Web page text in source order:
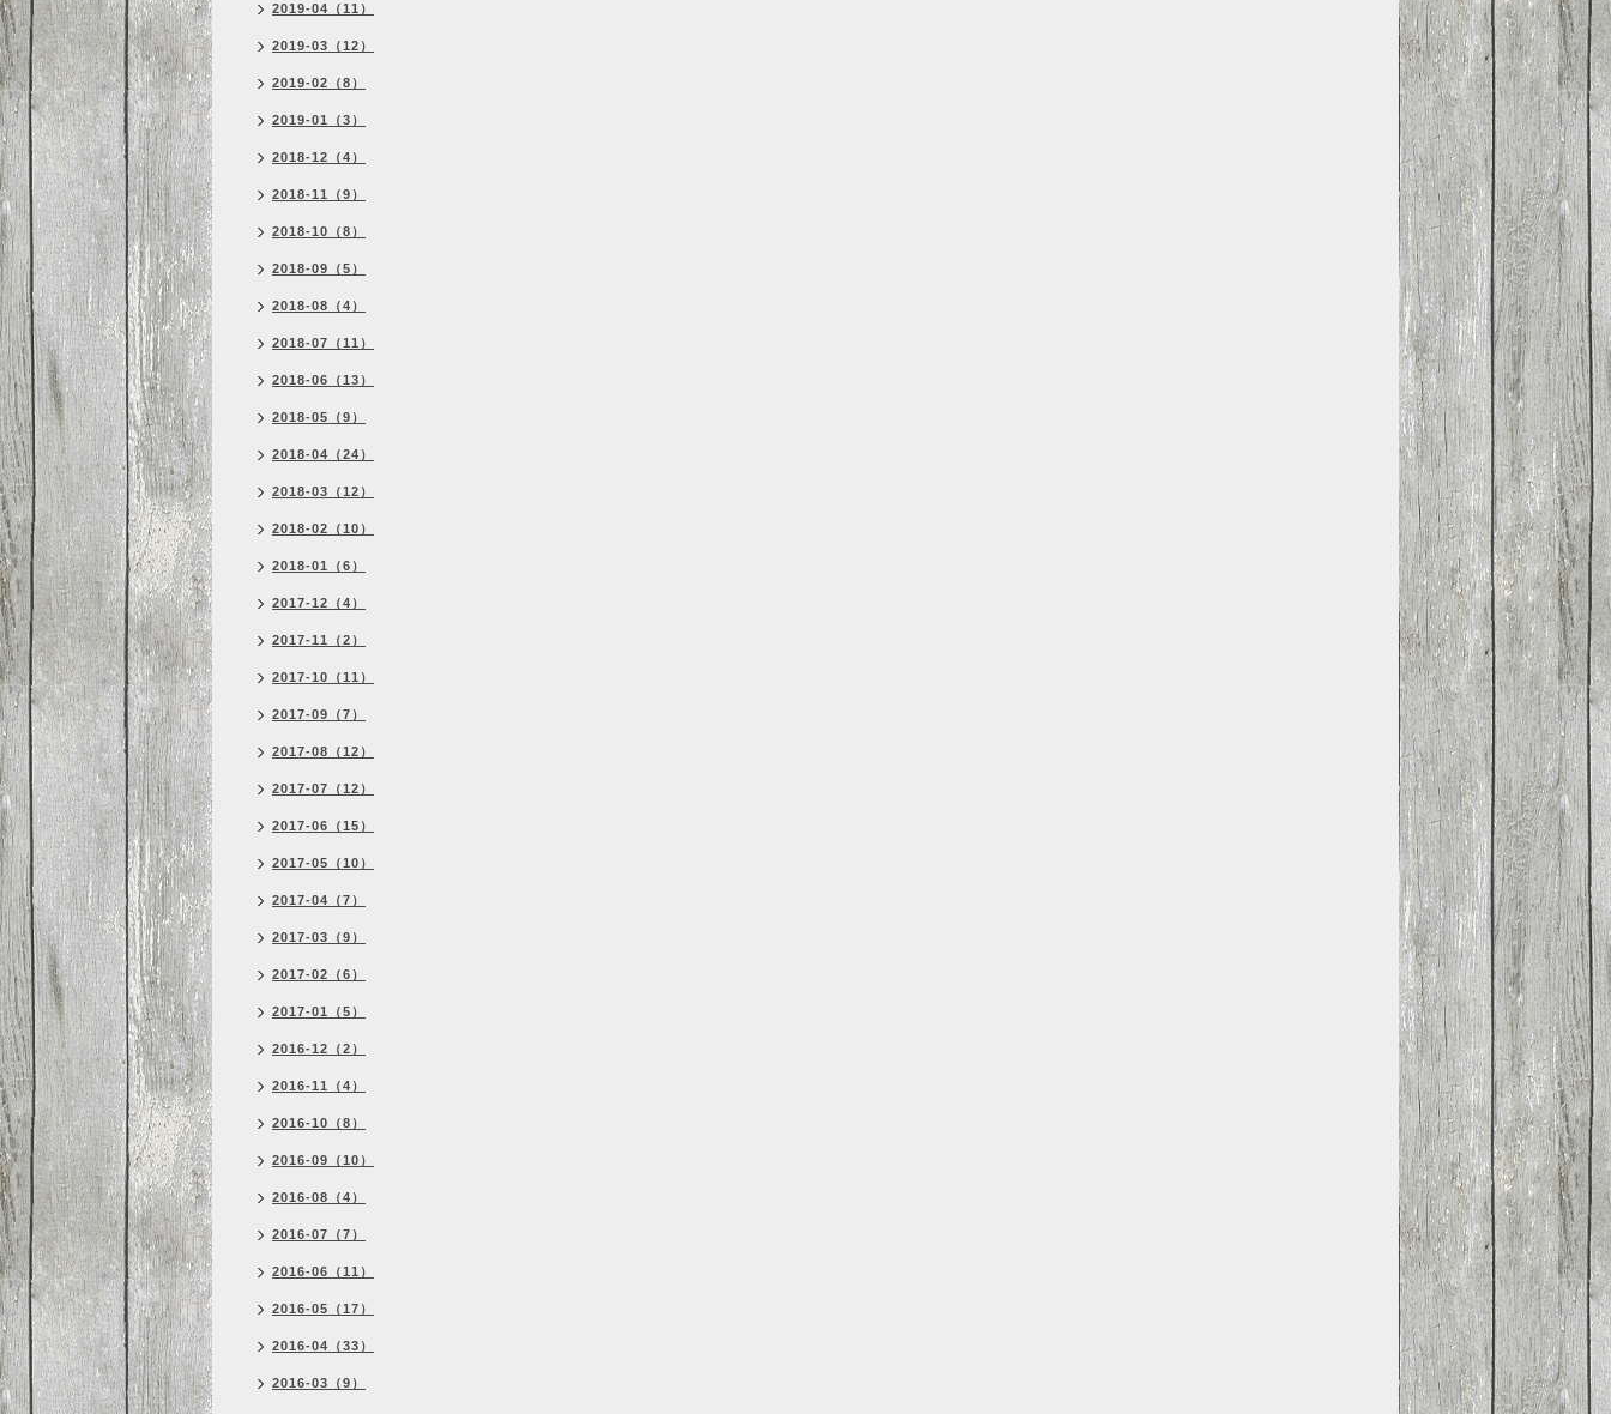
2019-04（11）
2019-03（12）
2019-02（8）
2019-01（3）
2018-12（4）
2018-11（9）
2018-10（8）
2018-09（5）
2018-08（4）
2018-07（11）
2018-06（13）
2018-05（9）
2018-04（24）
2018-03（12）
2018-02（10）
2018-01（6）
2017-12（4）
2017-11（2）
2017-10（11）
2017-09（7）
2017-08（12）
2017-07（12）
2017-06（15）
2017-05（10）
2017-04（7）
2017-03（9）
2017-02（6）
2017-01（5）
2016-12（2）
2016-11（4）
2016-10（8）
2016-09（10）
2016-08（4）
2016-07（7）
2016-06（11）
2016-05（17）
2016-04（33）
2016-03（9）